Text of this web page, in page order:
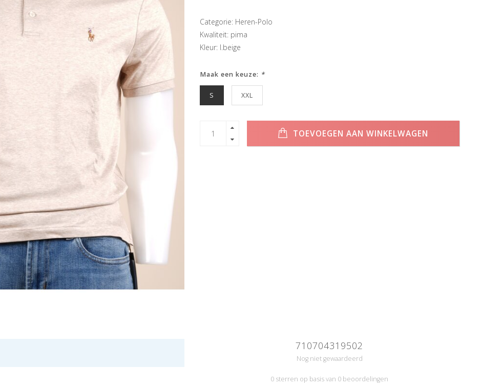
Categorie: Heren-Polo
Kwaliteit: pima
Kleur: l.beige
Maak een keuze: *
S XXL
TOEVOEGEN AAN WINKELWAGEN
710704319502
Nog niet gewaardeerd
0 sterren op basis van 0 beoordelingen